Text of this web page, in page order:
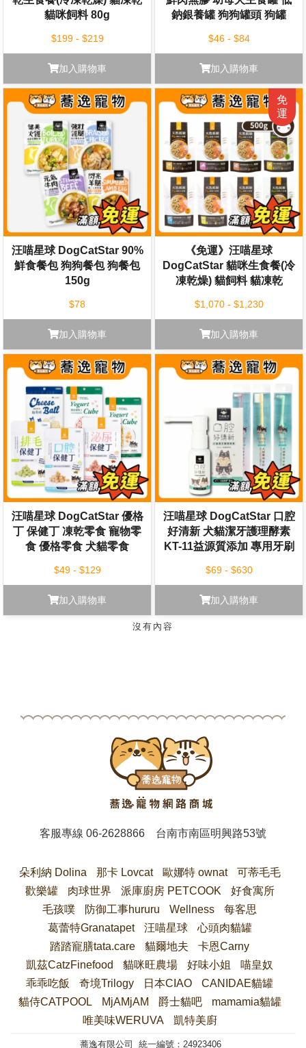
貓咪飼料 80g
$199 - $219
加入購物車
鈉銀養罐 狗狗罐頭 狗罐
$46 - $84
加入購物車
汪喵星球 DogCatStar 90%
鮮食餐包 狗狗餐包 狗餐包
150g
$78
加入購物車
《免運》汪喵星球
DogCatStar 貓咪生食餐(冷
凍乾燥) 貓飼料 貓凍乾
$1,070 - $1,230
加入購物車
汪喵星球 DogCatStar 優格
丁 保健丁 凍乾零食 寵物零
食 優格零食 犬貓零食
$49 - $129
加入購物車
汪喵星球 DogCatStar 口腔
好清新 犬貓潔牙護理酵素
KT-11益源質添加 專用牙刷
$69 - $630
加入購物車
沒有內容
客服專線06-2628866 台南市南區明興路53號
朵利納 Dolina 那卡 Lovcat 歐娜特 ownat
可蒂毛毛
歡樂罐
肉球世界 派庫廚房 PETCOOK
好食寓所
毛孩噗
防御工事hururu Wellness
每客思
葛蕾特Granatapet
汪喵星球
心頭肉貓罐
踏踏寵膳tata.care
貓爾地夫
卡恩Carny
凱茲CatzFinefood
貓咪旺農場 好味小姐
喵皇奴
乖乖吃飯
奇境Trilogy 日本CIAO
CANIDAE貓罐
貓侍CATPOOL
MjAMjAM 爵士貓吧
mamamia貓罐
唯美味WERUVA
凱特美廚
蕎逸有限公司 統一編號：24923406